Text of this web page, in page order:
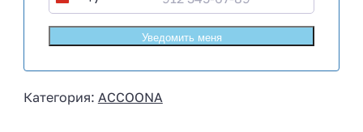
R
u
s
a
Категория: ACCOONA